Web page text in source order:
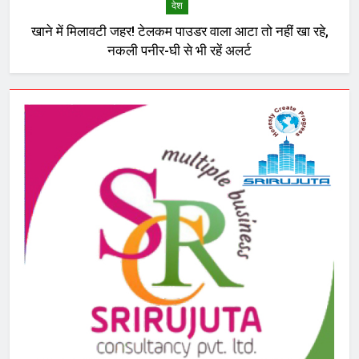
देश
खाने में मिलावटी जहर! टेलकम पाउडर वाला आटा तो नहीं खा रहे,
नकली पनीर-घी से भी रहें अलर्ट